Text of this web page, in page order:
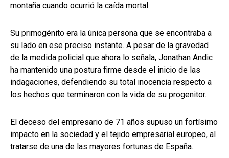
montaña cuando ocurrió la caída mortal.
Su primogénito era la única persona que se encontraba a
su lado en ese preciso instante. A pesar de la gravedad
de la medida policial que ahora lo señala, Jonathan Andic
ha mantenido una postura firme desde el inicio de las
indagaciones, defendiendo su total inocencia respecto a
los hechos que terminaron con la vida de su progenitor.
El deceso del empresario de 71 años supuso un fortísimo
impacto en la sociedad y el tejido empresarial europeo, al
tratarse de una de las mayores fortunas de España.